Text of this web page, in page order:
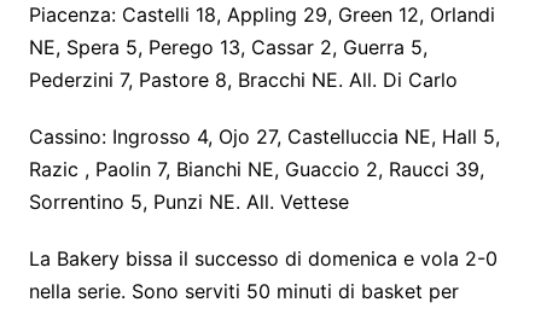
Piacenza: Castelli 18, Appling 29, Green 12, Orlandi
NE, Spera 5, Perego 13, Cassar 2, Guerra 5,
Pederzini 7, Pastore 8, Bracchi NE. All. Di Carlo
Cassino: Ingrosso 4, Ojo 27, Castelluccia NE, Hall 5,
Razic , Paolin 7, Bianchi NE, Guaccio 2, Raucci 39,
Sorrentino 5, Punzi NE. All. Vettese
La Bakery bissa il successo di domenica e vola 2-0
nella serie. Sono serviti 50 minuti di basket per